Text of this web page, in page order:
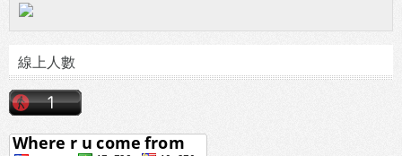
線上人數